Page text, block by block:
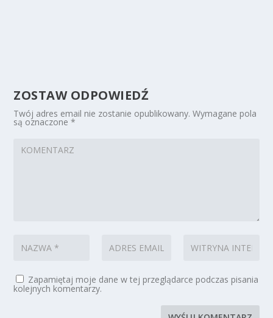
ZOSTAW ODPOWIEDŹ
Twój adres email nie zostanie opublikowany. Wymagane pola
są oznaczone*
Zapamiętaj moje dane w tej przeglądarce podczas pisania
kolejnych komentarzy.